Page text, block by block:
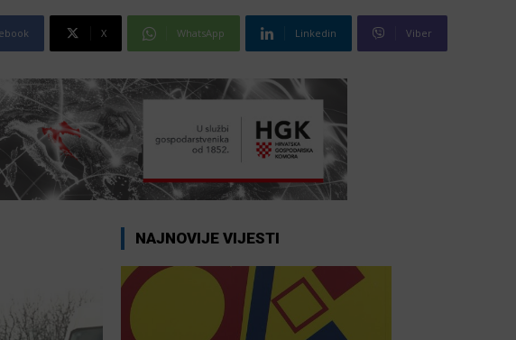
X WhatsApp Linkedin Viber
NAJNOVIJE VIJESTI